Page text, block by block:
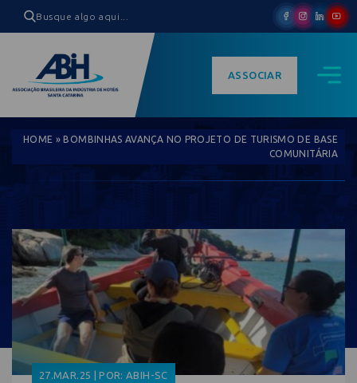
ASSOCIAR
HOME »BOMBINHAS AVANÇA NO PROJETO DE TURISMO DE BASE
COMUNITÁRIA
27.MAR.25 | POR: ABIH-SC